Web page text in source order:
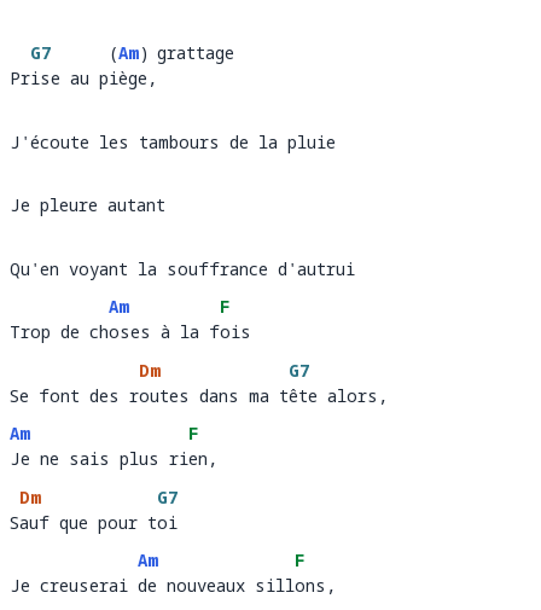
Pr
G7
ise au p
(Am)
ège
grattage
,
Prise au piège,
J'écoute les tambours de la pluie
Je pleure autant
Qu'en voyant la souffrance d'autrui
Trop de ch
Am
oses à la f
F
o
Trop de choses à la fois
Se font des r
Dm
outes dans ma t
G7
ête alors,
Se font des routes dans ma tête alors,
Am
Je ne sais plus ri
F
en,
Je ne sais plus rien,
S
Dm
auf que pour t
G7
oi
Sauf que pour toi
Je creuserai
Am
de nouveaux sill
F
ons,
Je creuserai de nouveaux sillons,